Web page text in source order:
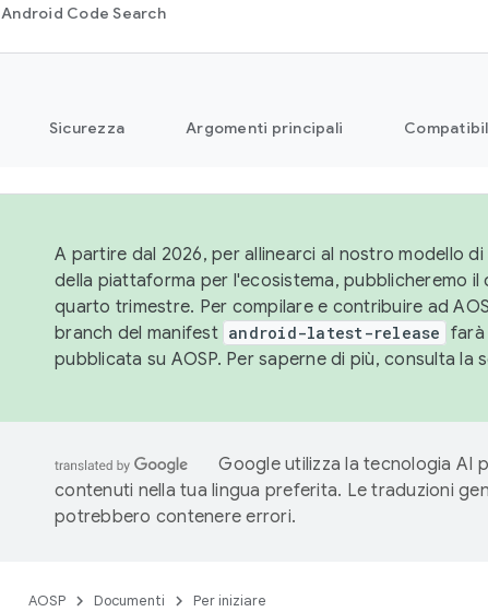
Android Code Search
Sicurezza Argomenti principali
A partire dal 2026, per allinearci al nostro modello
della piattaforma per l'ecosistema, pubblicheremo
quarto trimestre. Per compilare e contribuire ad
branch del manifest android-latest-release farà
pubblicata su AOSP. Per saperne di più, consulta la
Google utilizza la tecnologia AI
contenuti nella tua lingua preferita. Le traduzioni
potrebbero contenere errori.
AOSP Documenti Per iniziare